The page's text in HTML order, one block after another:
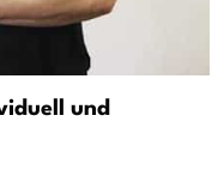
und